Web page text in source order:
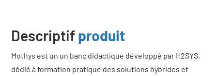
Descriptifproduit
Mothys est un un banc didactique développé par H2SYS,
dédié à formation pratique des solutions hybrides et